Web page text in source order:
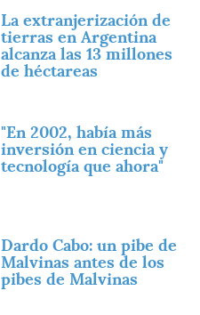
La extranjerización de
tierras en Argentina
alcanza las 13 millones
de héctareas
"En 2002, había más
inversión en ciencia y
tecnología que ahora"
Dardo Cabo: un pibe de
Malvinas antes de los
pibes de Malvinas